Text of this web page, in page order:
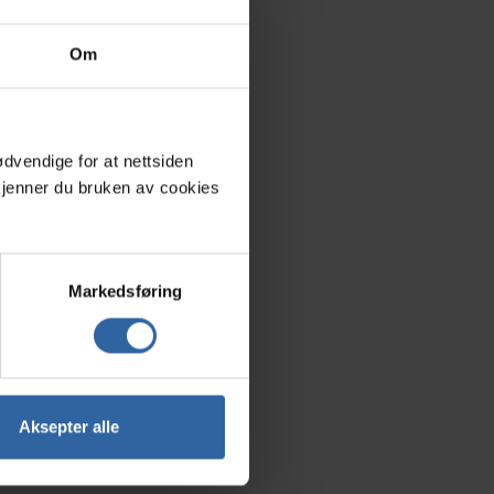
Om
for at nettsiden
du bruken av cookies
Markedsføring
Aksepter alle